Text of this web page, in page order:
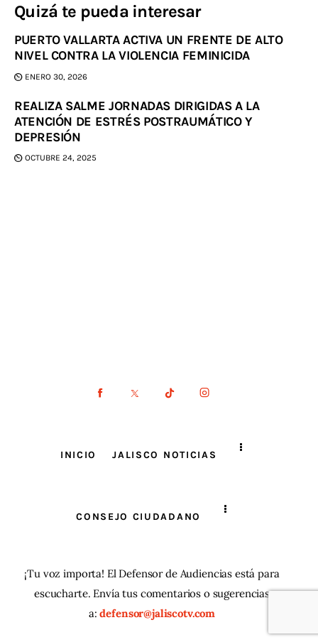
Quizá te pueda interesar
PUERTO VALLARTA ACTIVA UN FRENTE DE ALTO
NIVEL CONTRA LA VIOLENCIA FEMINICIDA
ENERO 30, 2026
REALIZA SALME JORNADAS DIRIGIDAS A LA
ATENCIÓN DE ESTRÉS POSTRAUMÁTICO Y
DEPRESIÓN
OCTUBRE 24, 2025
INICIO JALISCO NOTICIAS
CONSEJO CIUDADANO
¡Tu voz importa! El Defensor de Audiencias está para
escucharte. Envía tus comentarios o sugerencias
a:defensor@jaliscotv.com